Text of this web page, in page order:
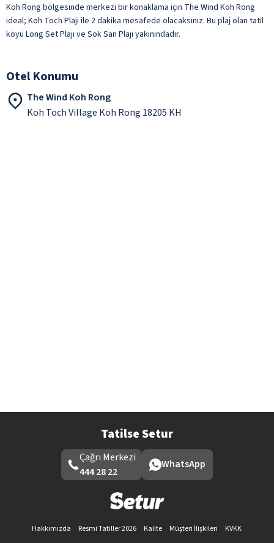
Koh Rong bölgesinde merkezi bir konaklama için The Wind Koh Rong
ideal; Koh Toch Plajı ile 2 dakika mesafede olacaksınız. Bu plaj olan tatil
köyü Long Set Plajı ve Sok San Plajı yakınındadır.
Otel Konumu
The Wind Koh Rong
Koh Toch Village Koh Rong 18205 KH
Tatilse Setur
Çağrı Merkezi
444 28 22
WhatsApp
Hakkımızda Resmi Tatiller 2026 Kalite Müşteri İlişkileri
KVKK